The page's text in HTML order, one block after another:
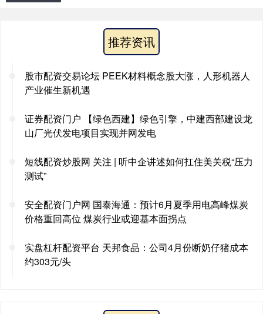
推荐资讯
股市配资交易论坛 PEEK材料概念股大涨，人形机器人
产业催生新机遇
证券配资门户 【绿色西建】绿色引擎，中建西部建设龙
山厂光伏发电项目实现并网发电
短线配资炒股网 关注 | 听中企讲述如何扛住美关税“压力
测试”
安全配资门户网 国泰海通：预计6月夏季用电高峰煤炭
价格重回高位 煤炭行业或迎基本面拐点
实盘杠杆配资平台 天邦食品：公司4月份断奶仔猪成本
约303元/头